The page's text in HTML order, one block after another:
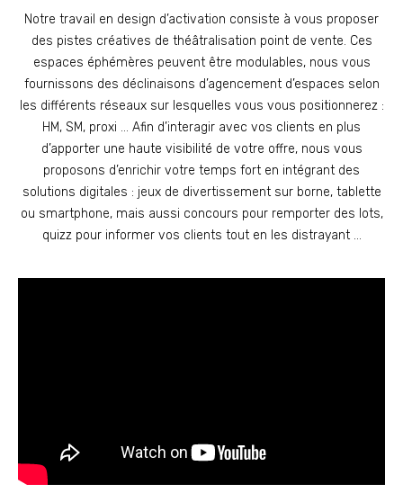
Notre travail en design d’activation consiste à vous proposer
des pistes créatives de théâtralisation point de vente. Ces
espaces éphémères peuvent être modulables, nous vous
fournissons des déclinaisons d’agencement d’espaces selon
les différents réseaux sur lesquelles vous vous positionnerez :
HM, SM, proxi … Afin d’interagir avec vos clients en plus
d’apporter une haute visibilité de votre offre, nous vous
proposons d’enrichir votre temps fort en intégrant des
solutions digitales : jeux de divertissement sur borne, tablette
ou smartphone, mais aussi concours pour remporter des lots,
quizz pour informer vos clients tout en les distrayant …